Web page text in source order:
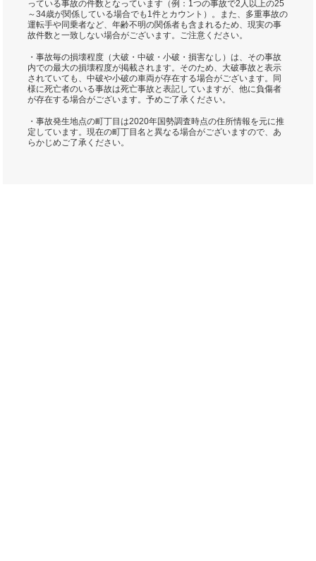
っている事故の件数となっています（例：1つの事故で2人以上の25
～34歳が関係している場合でも1件とカウント）。また、多重事故の
運転手や同乗者など、年齢不明の関係者も含まれるため、現実の事
故件数と一致しない場合がございます。ご注意ください。
・事故毎の損壊程度（大破・中破・小破・損害なし）は、その事故
内での最大の損壊程度が掲載されます。そのため、大破事故と表示
されていても、中破や小破の車両が存在する場合がございます。同
様に死亡者のいる事故は死亡事故と表記していますが、他に負傷者
が存在する場合がございます。予めご了承ください。
・事故発生地点の町丁目は2020年国勢調査時点の住所情報を元に推
定しています。現在の町丁目名と異なる場合がございますので、あ
らかじめご了承ください。